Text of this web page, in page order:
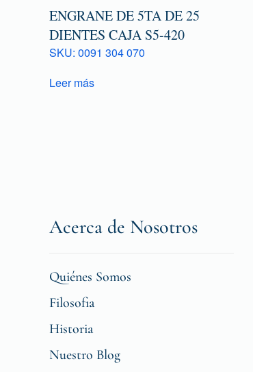
ENGRANE DE 5TA DE 25
DIENTES CAJA S5-420
SKU: 0091 304 070
Leer más
Acerca de Nosotros
Quiénes Somos
Filosofia
Historia
Nuestro Blog